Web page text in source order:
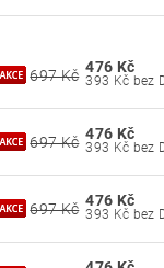
697 Kč 476 Kč
393 Kč
697 Kč 476 Kč
393 Kč
697 Kč 476 Kč
393 Kč